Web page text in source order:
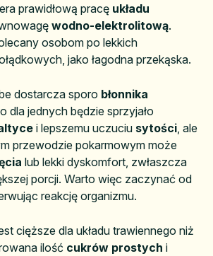
prawidłową pracę układu
wodno-elektrolitową.
osobom po lekkich
jako łagodna przekąska.
dostarcza sporo błonnika
dla jednych będzie sprzyjało
i lepszemu uczuciu sytości , ale
przewodzie pokarmowym może
lub lekki dyskomfort, zwłaszcza
porcji. Warto więc zaczynać od
reakcję organizmu.
cięższe dla układu trawiennego niż
ilość cukrów prostych i